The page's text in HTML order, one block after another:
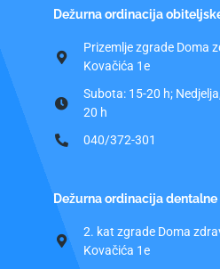
Dežurna ordinacija
Prizemlje zgrade Doma
Kovačića 1e
Subota: 15-20 h;
20 h
040/372-301
Dežurna ordinacija
2. kat zgrade Doma
Kovačića 1e